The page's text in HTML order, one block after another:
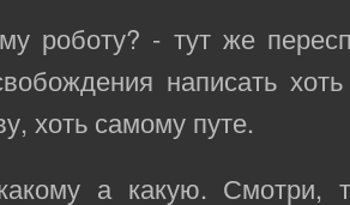
роботу? - тут же
написать
хоть самому путе.
а какую. Смотри,